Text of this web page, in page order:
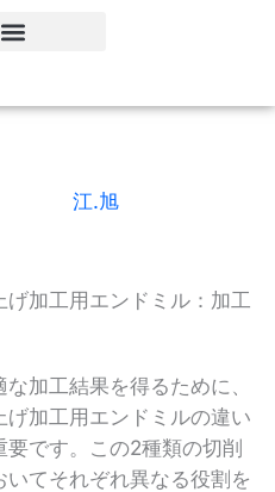
江.旭
加工用エンドミル：加工
加工結果を得るために、
加工用エンドミルの違い
です。この2種類の切削
てそれぞれ異なる役割を